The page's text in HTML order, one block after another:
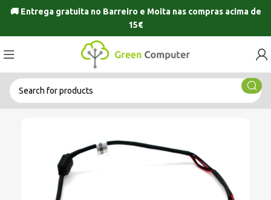
🚚 Entrega gratuita no Barreiro e Moitanas compras acima de
15€